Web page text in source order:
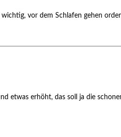
vor dem Schlafen gehen
etwas erhöht, das soll ja die